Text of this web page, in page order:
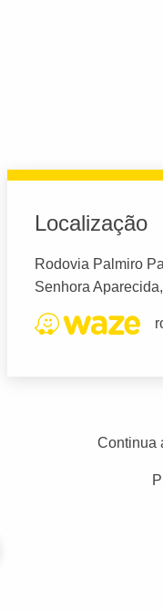
Localização
Rodovia Palmiro
Senhora
Continua